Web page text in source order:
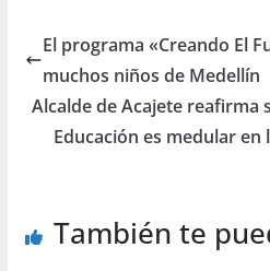
El programa «Creando El
muchos niños de Medellín
Alcalde de Acajete reafirma
Educación es medular
También te